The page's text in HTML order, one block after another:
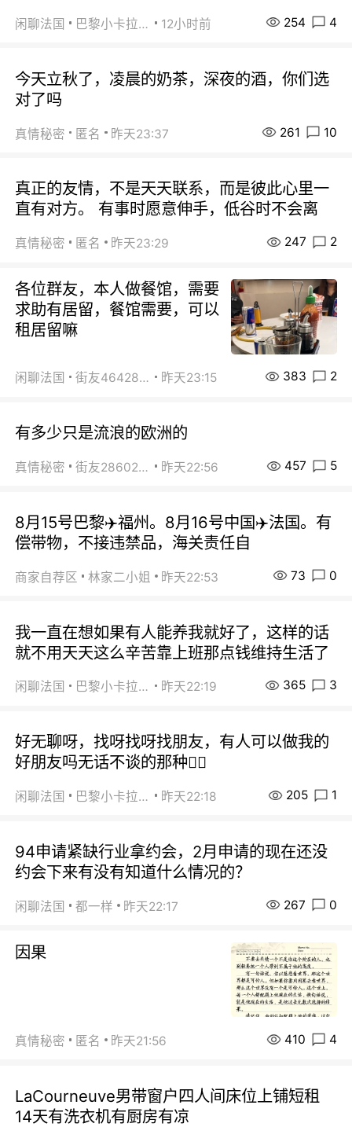
闲聊法国 巴黎小卡拉咪 12小时前 254 4
今天立秋了，凌晨的奶茶，深夜的酒，你们选
对了吗
真情秘密 匿名 昨天23:37 261 10
真正的友情，不是天天联系，而是彼此心里一
直有对方。 有事时愿意伸手，低谷时不会离
真情秘密 匿名 昨天23:29 247 2
各位群友，本人做餐馆，需要
求助有居留，餐馆需要，可以
租居留嘛
闲聊法国 街友46428878 昨天23:15 383 2
有多少只是流浪的欧洲的
真情秘密 街友28602925 昨天22:56 457 5
8月15号巴黎✈️福州。8月16号中国✈️法国。有
偿带物，不接违禁品，海关责任自
商家自荐区 林家二小姐 昨天22:53 73 0
我一直在想如果有人能养我就好了，这样的话
就不用天天这么辛苦靠上班那点钱维持生活了
闲聊法国 巴黎小卡拉咪 昨天22:19 365 3
好无聊呀，找呀找呀找朋友，有人可以做我的
好朋友吗无话不谈的那种😮‍💨
闲聊法国 巴黎小卡拉咪 昨天22:18 205 1
94申请紧缺行业拿约会，2月申请的现在还没
约会下来有没有知道什么情况的？
闲聊法国 都一样 昨天22:17 267 0
因果
真情秘密 匿名 昨天21:56 410 4
LaCourneuve男带窗户四人间床位上铺短租
14天有洗衣机有厨房有凉